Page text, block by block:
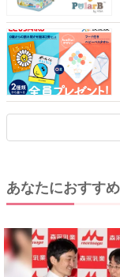
あなたにおすす